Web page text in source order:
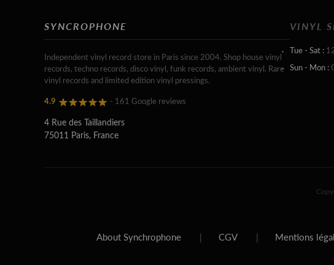
SYNCROPHONE
Independent vinyl record store in Paris since 2004. Shop house vinyl
records, techno records, disco vinyl, funk records, ambient vinyl. Rare
vinyl records and limited edition vinyl pressings.
4.9 - 161 Google reviews
4 Rue des Taillandiers
75011 Paris, France
VINYL
Tue - Sat :
Sun - Mon :
About Synchrophone CGV Mentions